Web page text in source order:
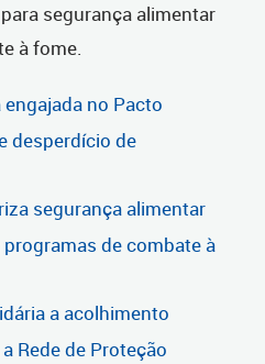
segurança alimentar
à fome.
no Pacto
desperdício de
segurança alimentar
de combate à
a acolhimento
Rede de Proteção